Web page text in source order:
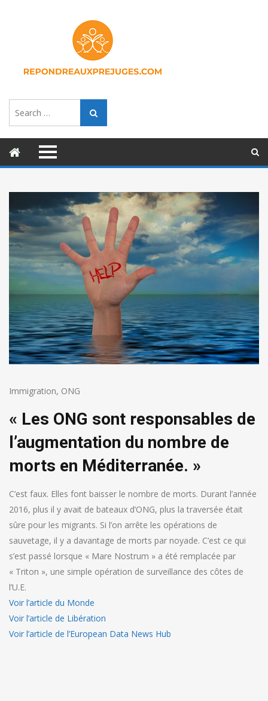
for:
Search
Immigration, ONG
« Les ONG sont responsables de
l’augmentation du nombre de
morts en Méditerranée. »
C’est faux. Elles font baisser le nombre de morts. Durant l’année
2016, plus il y avait de bateaux d’ONG, plus la traversée était
sûre pour les migrants. Si l’on arrête les opérations de
sauvetage, il y a davantage de morts par noyade. C’est ce qui
s’est passé lorsque « Mare Nostrum » a été remplacée par
« Triton », une simple opération de surveillance des côtes de
l’U.E.
Voir l’article du Monde
Voir l’article de Libération
Voir l’article de l’European Data News Hub